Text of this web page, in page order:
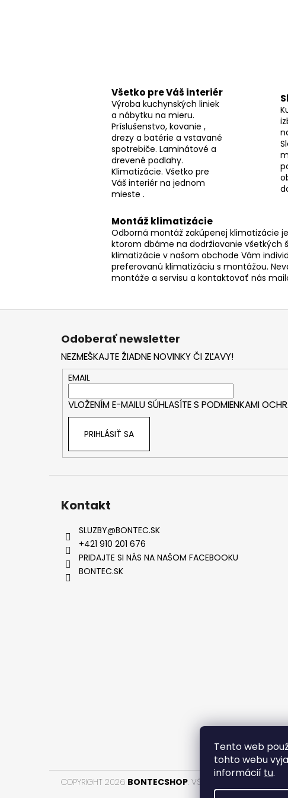
Tento web
tohto webu
informácií tu.
Všetko pre Váš interiér
Výroba kuchynských liniek
a nábytku na mieru.
Príslušenstvo, kovanie ,
drezy a batérie a vstavané
spotrebiče. Laminátové a
drevené podlahy.
Klimatizácie. Všetko pre
Váš interiér na jednom
mieste .
Montáž klimatizácie
Odborná montáž zakúpenej klimatizácie
ktorom dbáme na dodržiavanie všetkých
klimatizácie v našom obchode Vám
preferovanú klimatizáciu s montážou.
montáže a servisu a kontaktovať nás
Z
Odoberať newsletter
NEZMEŠKAJTE ŽIADNE NOVINKY ČI ZĽAVY!
EMAIL
VLOŽENÍM E-MAILU SÚHLASÍTE S PODMIENKAMI
PRIHLÁSIŤ SA
Kontakt
SLUZBY@BONTEC.SK
+421 910 201 676
PRIDAJTE SI NÁS NA NAŠOM FACEBOOKU
BONTEC.SK
VYTVORENÉ
COPYRIGHT 2026 BONTECSHOP. VŠETKY PRÁVA VYHRADENÉ.